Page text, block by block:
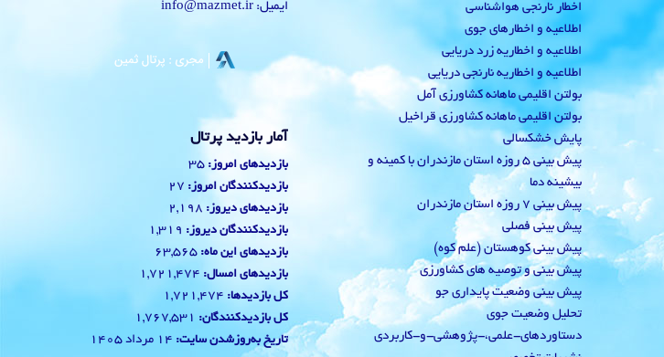
اخطار نارنجی هواشناسی
اطلاعیه و اخطارهای جوی
اطلاعیه و اخطاریه زرد دریایی
اطلاعیه و اخطاریه نارنجی دریایی
بولتن اقلیمی ماهانه کشاورزی آمل
بولتن اقلیمی ماهانه کشاورزی قراخیل
پایش خشکسالی
پیش بینی 5 روزه استان مازندران با کمینه و
بیشینه دما
پیش بینی 7 روزه استان مازندران
پیش بینی فصلی
پیش بینی کوهستان (علم کوه)
پیش بینی و توصیه های کشاورزی
پیش بینی وضعیت پایداری جو
تحلیل وضعیت جوی
دستاوردهای-علمی،-پژوهشی-و-کاربردی
ایمیل: info@mazmet.ir
آمار بازدید پرتال
بازدیدهای امروز: 35
بازدیدکنندگان امروز: 27
بازدیدهای دیروز: 2,198
بازدیدکنندگان دیروز: 1,319
بازدیدهای این ماه: 63,565
بازدیدهای امسال: 1,721,474
کل بازدیدها: 1,721,474
کل بازدیدکنند‌گان: 1,767,531
تاریخ به‌روزشدن سایت: 14 مرداد 1405